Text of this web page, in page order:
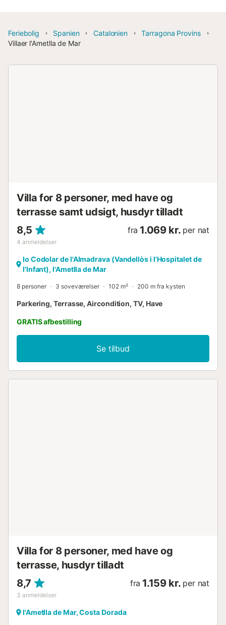
Feriebolig Spanien Catalonien
Tarragona Provins
Villaer l'Ametlla de Mar
Villa for 8 personer, med have og
terrasse samt udsigt, husdyr tilladt
8,5
4 anmeldelser
fra 1.069 kr. per nat
lo Codolar de l'Almadrava (Vandellòs i l'Hospitalet de
l'Infant), l'Ametlla de Mar
8 personer 3 soveværelser 102 m² 200 m fra kysten
Parkering, Terrasse, Aircondition, TV, Have
GRATIS afbestilling
Se tilbud
Villa for 8 personer, med have og
terrasse, husdyr tilladt
8,7
3 anmeldelser
fra 1.159 kr. per nat
l'Ametlla de Mar, Costa Dorada